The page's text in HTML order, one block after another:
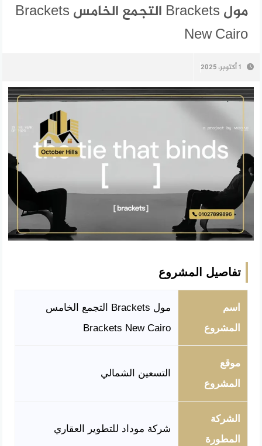
مول Brackets التجمع الخامس Brackets
New Cairo
1 أكتوبر، 2025
تفاصيل المشروع
اسم
المشروع
مول Brackets التجمع الخامس
Brackets New Cairo
موقع
المشروع
التسعين الشمالي
الشركة
المطورة
شركة موداد للتطوير العقاري